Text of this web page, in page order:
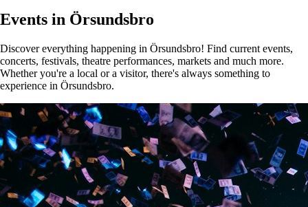
Events in Örsundsbro
Discover everything happening in Örsundsbro! Find current events,
concerts, festivals, theatre performances, markets and much more.
Whether you're a local or a visitor, there's always something to
experience in Örsundsbro.